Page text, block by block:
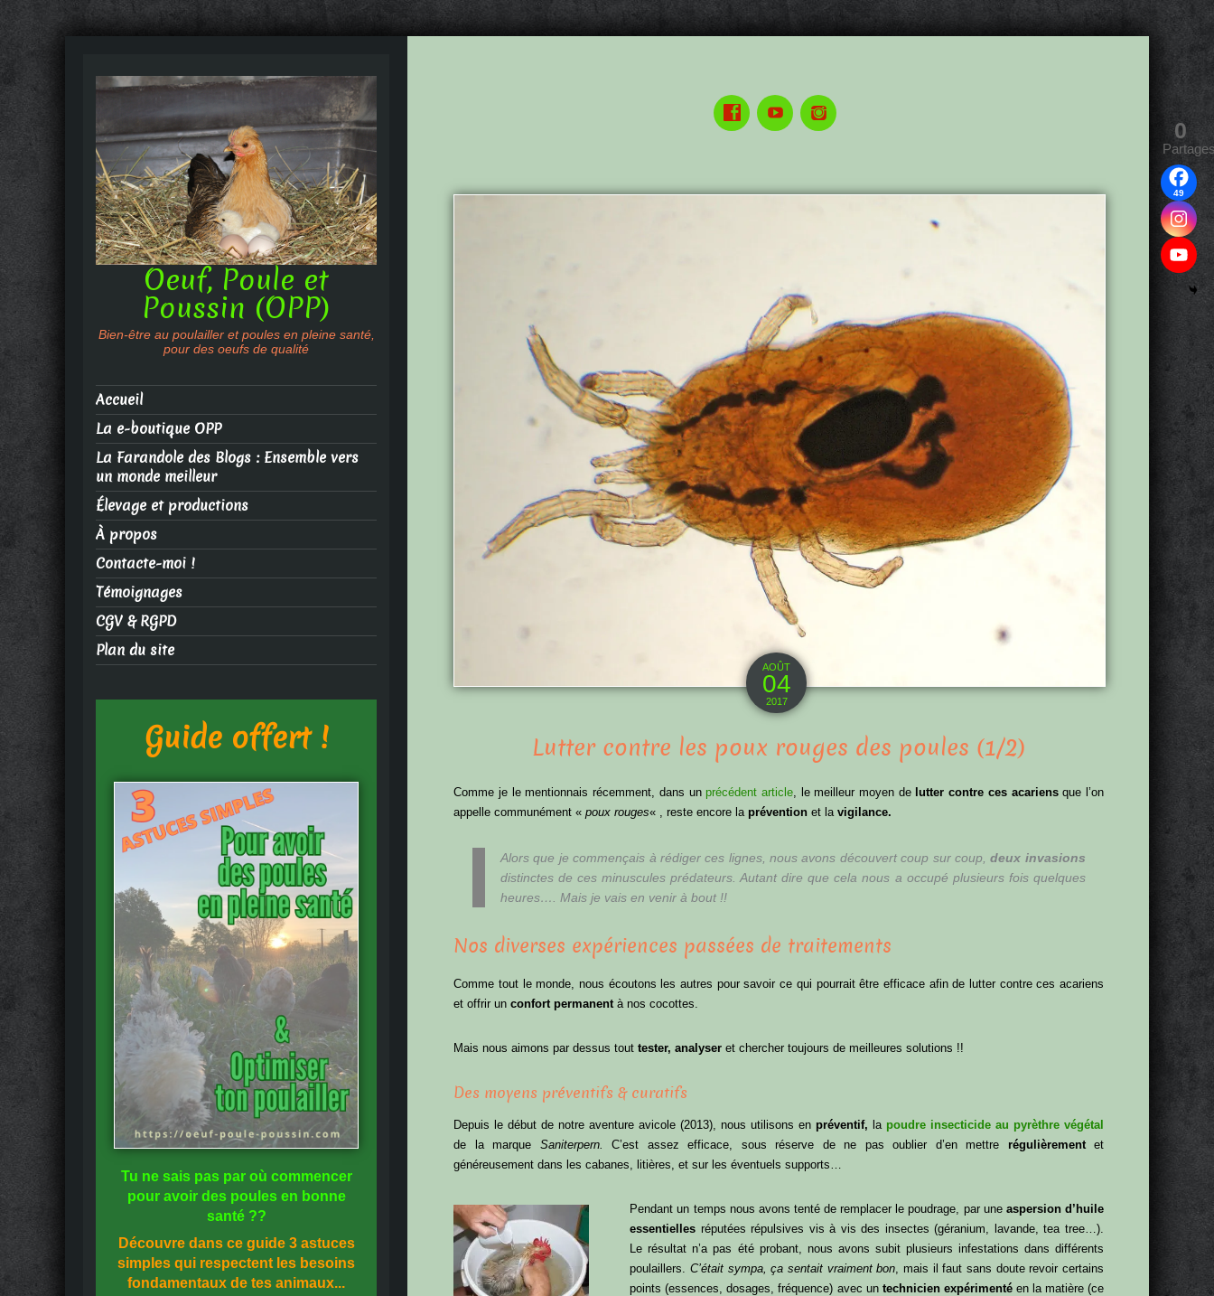
AOÛT
04
2017
Lutter contre les poux rouges des poules (1/2)
Comme je le mentionnais récemment, dans unprécédent article, le meilleur moyen de lutter contre ces acariensque l’on
appelle communément «poux rouges« , reste encore laprévention et lavigilance.
Alors que je commençais à rédiger ces lignes, nous avons découvert coup sur coup,deux invasions
distinctes de ces minuscules prédateurs. Autant dire que cela nous a occupé plusieurs fois quelques
heures…. Mais je vais en venir à bout !!
Nos diverses expériences passées de traitements
Comme tout le monde, nous écoutons les autres pour savoir ce qui pourrait être efficace afin de lutter contre ces acariens
et offrir unconfort permanent à nos cocottes.
Mais nous aimons par dessus touttester, analyser et chercher toujours de meilleures solutions !!
Des moyens préventifs & curatifs
Depuis le début de notre aventure avicole (2013), nous utilisons enpréventif, la poudre insecticide au pyrèthre végétal
de la marque Saniterpern. C’est assez efficace, sous réserve de ne pas oublier d’en mettre régulièrementet
généreusement dans les cabanes, litières, et sur les éventuels supports…
Pendant un temps nous avons tenté de remplacer le poudrage, par une aspersion d’huile
essentielles réputées répulsives vis à vis des insectes (géranium, lavande, tea tree…).
Le résultat n’a pas été probant, nous avons subit plusieurs infestations dans différents
poulaillers. C’était sympa, ça sentait vraiment bon , mais il faut sans doute revoir certains
points (essences, dosages, fréquence) avec un technicien expérimentéen la matière (ce
0
49
Oeuf, Poule et
Poussin (OPP)
Bien-être au poulailler et poules en pleine santé,
pour des oeufs de qualité
Accueil
La e-boutique OPP
La Farandole des Blogs : Ensemble vers
un monde meilleur
Élevage et productions
À propos
Contacte-moi !
Témoignages
CGV & RGPD
Plan du site
Guide offert !
Tu ne sais pas par où commencer
pour avoir des poules en bonne
santé??
Découvre dans ce guide 3 astuces
simples qui respectent les besoins
fondamentaux de tes animaux...